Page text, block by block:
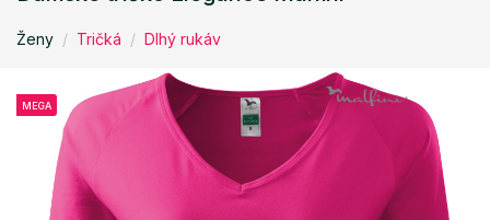
Ženy Tričká Dlhý rukáv
MEGA